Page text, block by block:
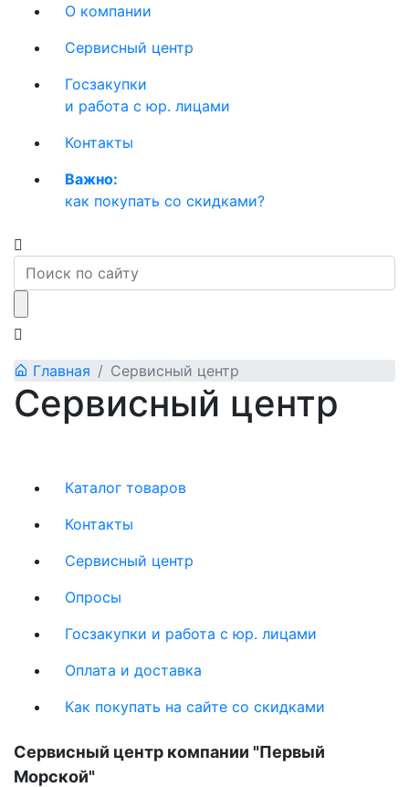
О компании
Сервисный центр
Госзакупки
и работа с юр. лицами
Контакты
Важно:
как покупать со скидками?
Главная Сервисный центр
Сервисный центр
Каталог товаров
Контакты
Сервисный центр
Опросы
Госзакупки и работа с юр. лицами
Оплата и доставка
Как покупать на сайте со скидками
Сервисный центр компании "Первый
Морской"